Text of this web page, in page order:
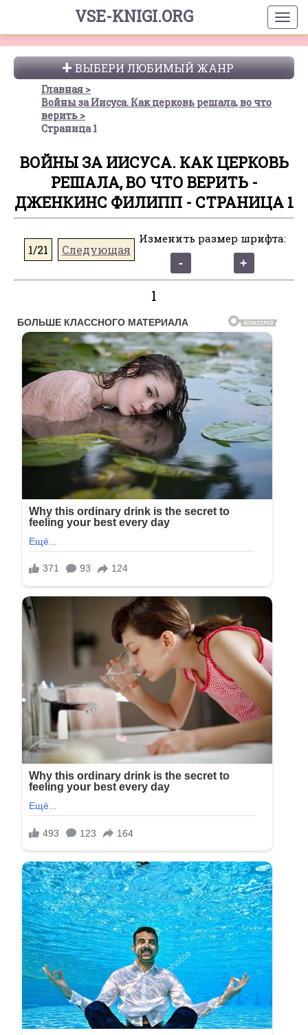
VSE-KNIGI.ORG
ВЫБЕРИ ЛЮБИМЫЙ ЖАНР
Главная
Войны за Иисуса. Как церковь решала, во что
верить
Страница 1
ВОЙНЫ ЗА ИИСУСА. КАК ЦЕРКОВЬ
РЕШАЛА, ВО ЧТО ВЕРИТЬ -
ДЖЕНКИНС ФИЛИПП - СТРАНИЦА 1
1/21 Следующая
Изменить размер шрифта:
1